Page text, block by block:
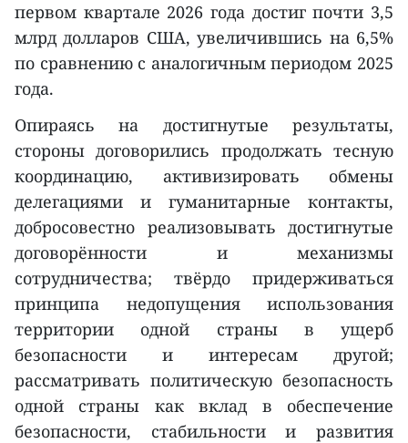
первом квартале 2026 года достиг почти 3,5
млрд долларов США, увеличившись на 6,5%
по сравнению с аналогичным периодом 2025
года.
Опираясь на достигнутые результаты,
стороны договорились продолжать тесную
координацию, активизировать обмены
делегациями и гуманитарные контакты,
добросовестно реализовывать достигнутые
договорённости и механизмы
сотрудничества; твёрдо придерживаться
принципа недопущения использования
территории одной страны в ущерб
безопасности и интересам другой;
рассматривать политическую безопасность
одной страны как вклад в обеспечение
безопасности, стабильности и развития